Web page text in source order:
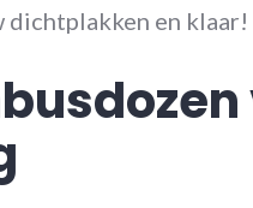
dichtplakken en klaar!